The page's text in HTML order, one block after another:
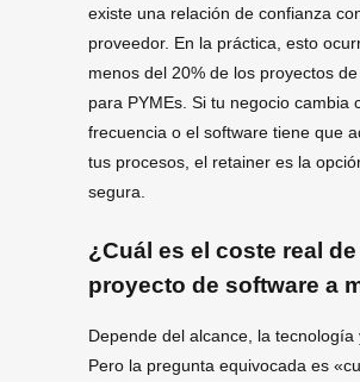
existe una relación de confianza
proveedor. En la práctica, esto
menos del 20% de los proyectos
para PYMEs. Si tu negocio cambia
frecuencia o el software tiene que
tus procesos, el retainer es la
segura.
¿Cuál es el coste real
proyecto de software a
Depende del alcance, la tecnología
Pero la pregunta equivocada es